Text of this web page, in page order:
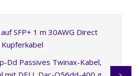
SFP+ 1 m 30AWG Direct
Dd Passives Twinax-Kabel,